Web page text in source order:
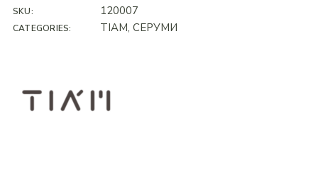
SKU: 120007
CATEGORIES: TIAM, СЕРУМИ